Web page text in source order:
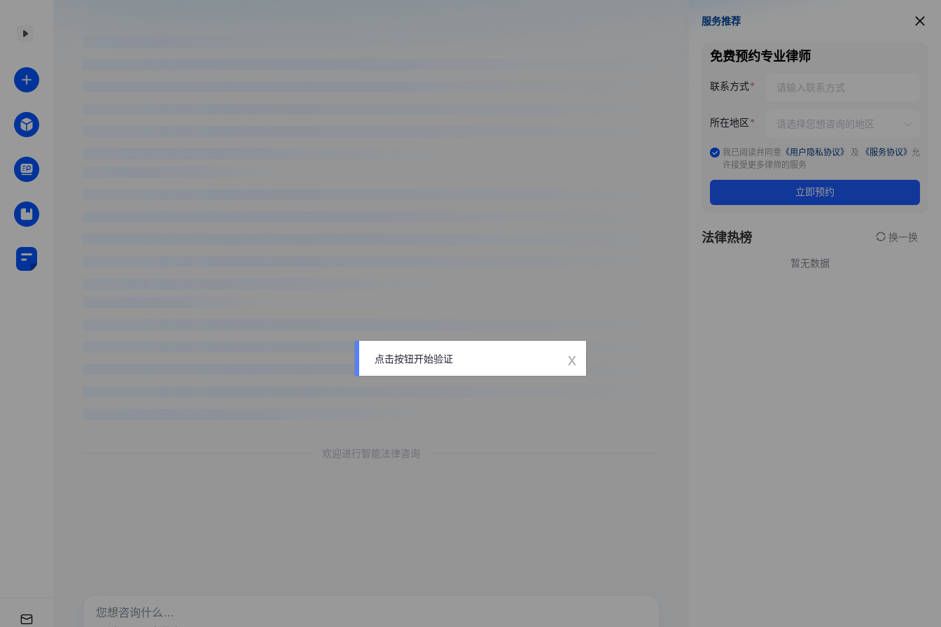
欢迎进行智能法律咨询
服务推荐
服务推荐
免费预约专业律师
联系方式
所在地区
我已阅读并同意 《用户隐私协议》 及 《服务协议》 允
许接受更多律师的服务
立即预约
法律热榜 换一换
暂无数据
点击按钮开始验证 x